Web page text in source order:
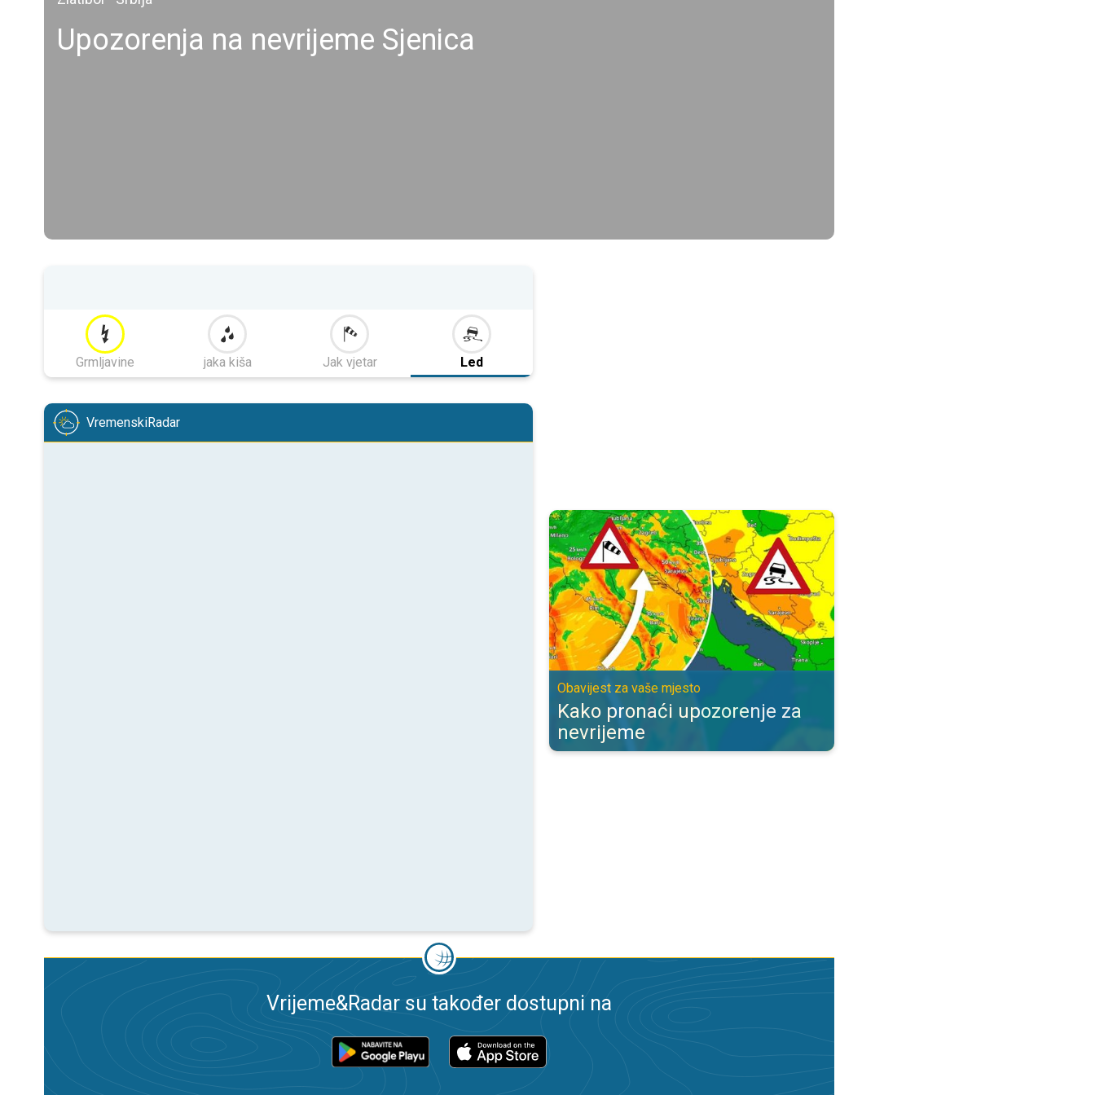
Upozorenja na nevrijeme Sjenica
Grmljavine jaka kiša Jak vjetar Led
VremenskiRadar
Kako pronaći upozorenje za nevrijeme. Obavijest za vaše mjesto. . .
Obavijest za vaše mjesto
Kako pronaći upozorenje za
nevrijeme
Vrijeme&Radar su također dostupni na